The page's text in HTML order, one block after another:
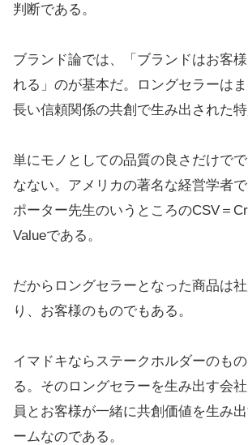
判断である。
ブランド論では、「ブランドはお客
れる」のが基本だ。ロングセラーは
長い信頼関係の共創で生み出された特
単にモノとしての品質の良さだけで
なない。アメリカの著名な経営学者
ポーター先生のいうところのCSV＝
Valueである。
だからロングセラーとなった商品は
り、お客様のものでもある。
イマドキならステークホルダーのも
る。そのロングセラーを生み出す会
員とお客様が一緒に共創価値を生み
ームなのである。